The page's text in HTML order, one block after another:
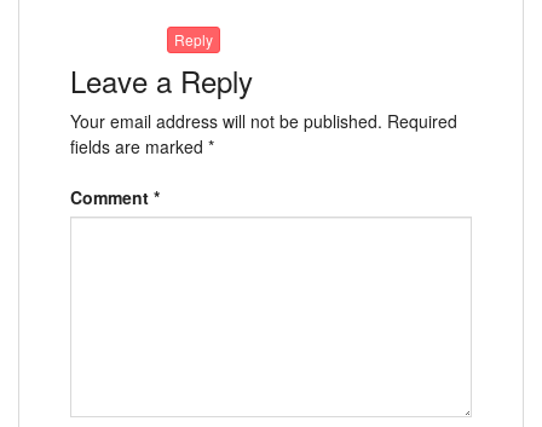
Reply
Leave a Reply
Your email address will not be published. Required
fields are marked *
Comment *